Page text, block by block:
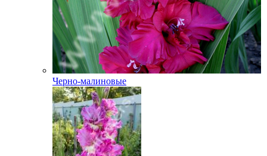
Черно-малиновые